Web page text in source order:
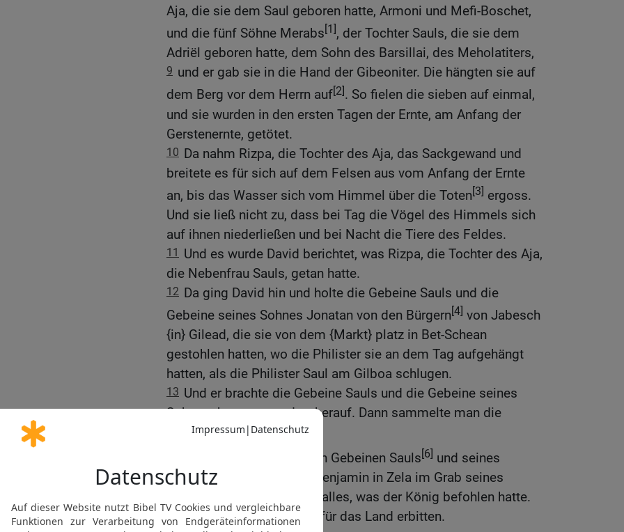
Aja, die sie dem Saul geboren hatte, Armoni und Mefi-Boschet,
und die fünf Söhne Merabs[1], der Tochter Sauls, die sie dem
Adriël geboren hatte, dem Sohn des Barsillai, des Meholatiters,
9 und er gab sie in die Hand der Gibeoniter. Die hängten sie auf
dem Berg vor dem Herrn auf[2]. So fielen die sieben auf einmal,
und sie wurden in den ersten Tagen der Ernte, am Anfang der
Gerstenernte, getötet.
10 Da nahm Rizpa, die Tochter des Aja, das Sackgewand und
breitete es für sich auf dem Felsen aus vom Anfang der Ernte
an, bis das Wasser sich vom Himmel über die Toten[3] ergoss.
Und sie ließ nicht zu, dass bei Tag die Vögel des Himmels sich
auf ihnen niederließen und bei Nacht die Tiere des Feldes.
11 Und es wurde David berichtet, was Rizpa, die Tochter des Aja,
die Nebenfrau Sauls, getan hatte.
12 Da ging David hin und holte die Gebeine Sauls und die
Gebeine seines Sohnes Jonatan von den Bürgern[4] von Jabesch
{in} Gilead, die sie von dem {Markt} platz in Bet-Schean
gestohlen hatten, wo die Philister sie an dem Tag aufgehängt
hatten, als die Philister Saul am Gilboa schlugen.
13 Und er brachte die Gebeine Sauls und die Gebeine seines
Sohnes Jonatan von dort herauf. Dann sammelte man die
Gebeine der Gehängten[5]
und begrub {sie} mit den Gebeinen Sauls[6] und seines
Sohnes Jonatan im Land Benjamin in Zela im Grab seines
Vaters Kisch. Und man tat alles, was der König befohlen hatte.
Und danach ließ Gott sich für das Land erbitten.